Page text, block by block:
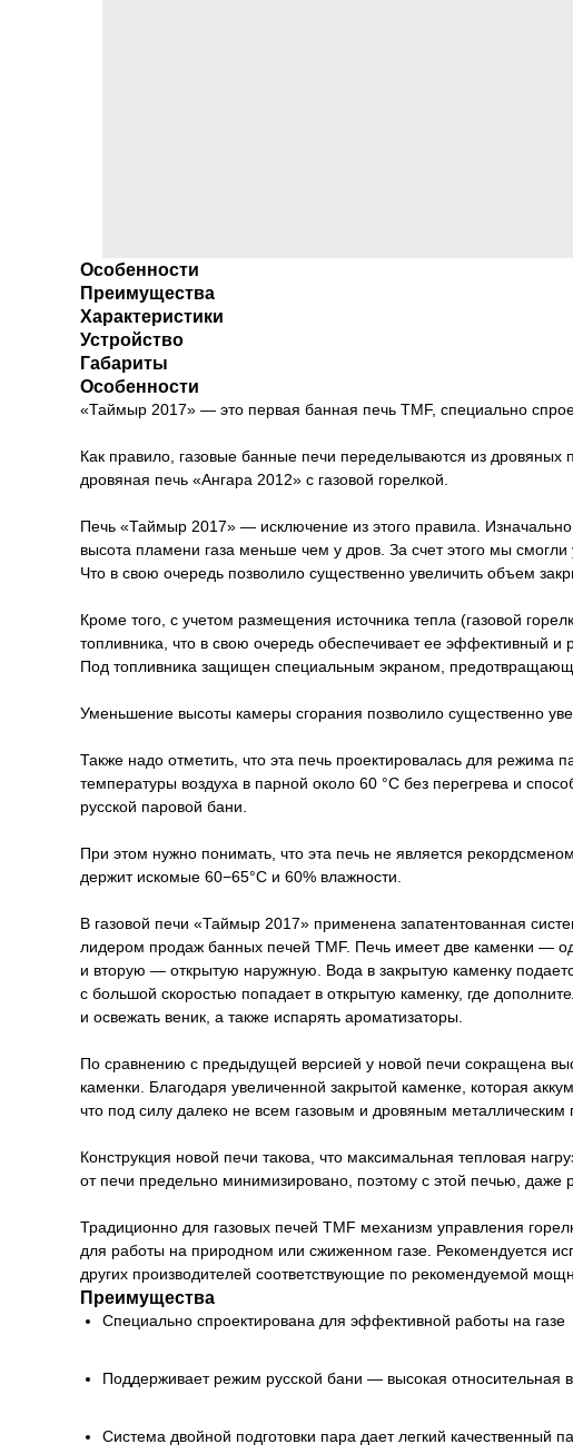
Особенности
Преимущества
Характеристики
Устройство
Габариты
Особенности
«Таймыр 2017» — это первая банная печь TMF, специально
Как правило, газовые банные печи переделываются из
дровяная печь «Ангара 2012» с газовой горелкой.
Печь «Таймыр 2017» — исключение из этого правила.
высота пламени газа меньше чем у дров. За счет этого мы
Что в свою очередь позволило существенно увеличить объем
Кроме того, с учетом размещения источника тепла (газовой
топливника, что в свою очередь обеспечивает ее эффективный и
Под топливника защищен специальным экраном,
Уменьшение высоты камеры сгорания позволило существенно
Также надо отметить, что эта печь проектировалась для
температуры воздуха в парной около 60 °C без перегрева и
русской паровой бани.
При этом нужно понимать, что эта печь не является
держит искомые 60−65°C и 60% влажности.
В газовой печи «Таймыр 2017» применена запатентованная
лидером продаж банных печей TMF. Печь имеет две каменки —
и вторую — открытую наружную. Вода в закрытую каменку
с большой скоростью попадает в открытую каменку, где
и освежать веник, а также испарять ароматизаторы.
По сравнению с предыдущей версией у новой печи сокращена
каменки. Благодаря увеличенной закрытой каменке, которая
что под силу далеко не всем газовым и дровяным металлическим
Конструкция новой печи такова, что максимальная тепловая
от печи предельно минимизировано, поэтому с этой печью,
Традиционно для газовых печей TMF механизм управления
для работы на природном или сжиженном газе. Рекомендуется
других производителей соответствующие по рекомендуемой
Преимущества
Специально спроектирована для эффективной работы на газе
Поддерживает режим русской бани — высокая относительная
Система двойной подготовки пара дает легкий качественный